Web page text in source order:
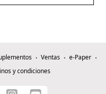
Ventas
e-Paper
y condiciones